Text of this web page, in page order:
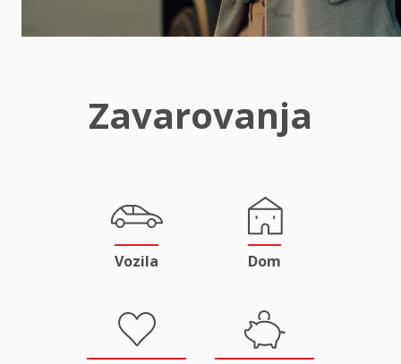
Zavarovanja
Vozila Dom